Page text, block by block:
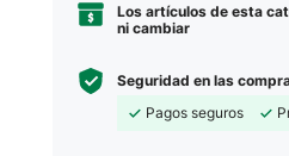
Los artículos de esta
ni cambiar
Seguridad en las
Pagos seguros